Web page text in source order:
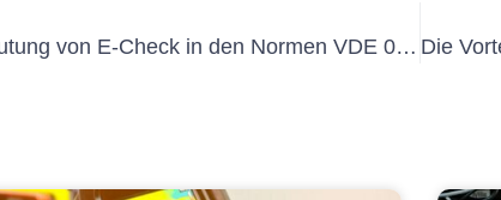
Verstehen der Bedeutung von E-Check in den Normen VDE 0100 Teil 600